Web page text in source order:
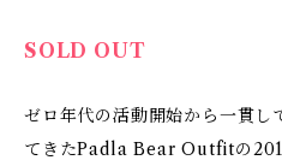
SOLD OUT
ゼロ年代の活動開始から一貫し
てきたPadla Bear Outfitの